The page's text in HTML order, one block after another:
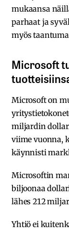
mukaansa
parhaat ja
myös
Microsoft
Microsoft on
miljardin
viime vuonna,
käynnisti
Microsoftin
biljoonaa
lähes 212
Yhtiö ei